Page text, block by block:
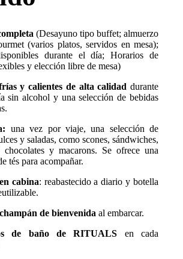
(Desayuno tipo buffet; almuerzo
(varios platos, servidos en mesa);
durante el día; Horarios de
y elección libre de mesa)
y calientes de alta calidad durante
sin alcohol y una selección de bebidas
una vez por viaje, una selección de
y saladas, como scones, sándwiches,
chocolates y macarons. Se ofrece una
tés para acompañar.
cabina: reabastecido a diario y botella
de bienvenida al embarcar.
de baño de RITUALS en cada